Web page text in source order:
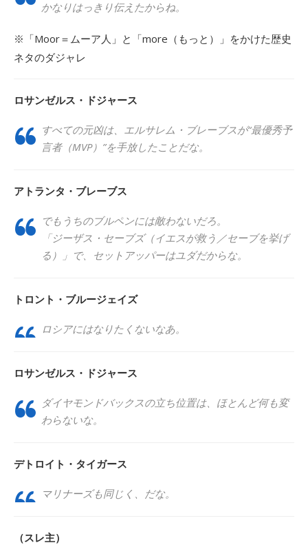
かなりはっきり伝えたからね。
※「Moor＝ムーア人」と「more（もっと）」をかけた歴史
ネタのダジャレ
ロサンゼルス・ドジャース
すべての元凶は、エルサレム・ブレーブスが“最優秀予
言者（MVP）”を手放したことだな。
アトランタ・ブレーブス
でもうちのブルペンには敵わないだろ。
「ジーザス・セーブズ（イエスが救う／セーブを挙げ
る）」で、セットアッパーはユダだからな。
トロント・ブルージェイズ
ロシアにはなりたくないなあ。
ロサンゼルス・ドジャース
ダイヤモンドバックスの立ち位置は、ほとんど何も変
わらないな。
デトロイト・タイガース
マリナーズも同じく、だな。
（スレ主）